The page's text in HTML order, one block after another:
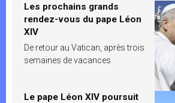
Les prochains grands
rendez-vous du pape Léon
XIV
De retour au Vatican, après trois
semaines de vacances
Le pape Léon XIV poursuit